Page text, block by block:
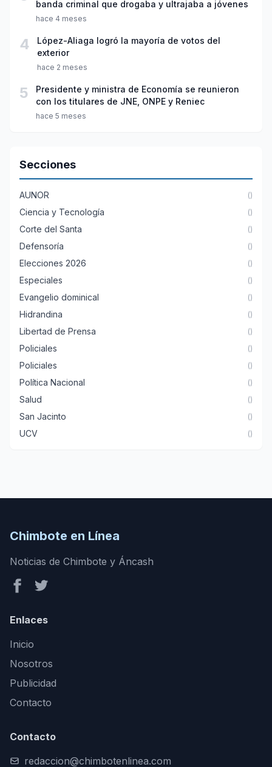
banda criminal que drogaba y ultrajaba a jóvenes
hace 4 meses
4
López-Aliaga logró la mayoría de votos del
exterior
hace 2 meses
5
Presidente y ministra de Economía se reunieron
con los titulares de JNE, ONPE y Reniec
hace 5 meses
Secciones
AUNOR ()
Ciencia y Tecnología ()
Corte del Santa ()
Defensoría ()
Elecciones 2026 ()
Especiales ()
Evangelio dominical ()
Hidrandina ()
Libertad de Prensa ()
Policiales ()
Policiales ()
Política Nacional ()
Salud ()
San Jacinto ()
UCV ()
Chimbote en Línea
Noticias de Chimbote y Áncash
Enlaces
Inicio
Nosotros
Publicidad
Contacto
Contacto
redaccion@chimbotenlinea.com